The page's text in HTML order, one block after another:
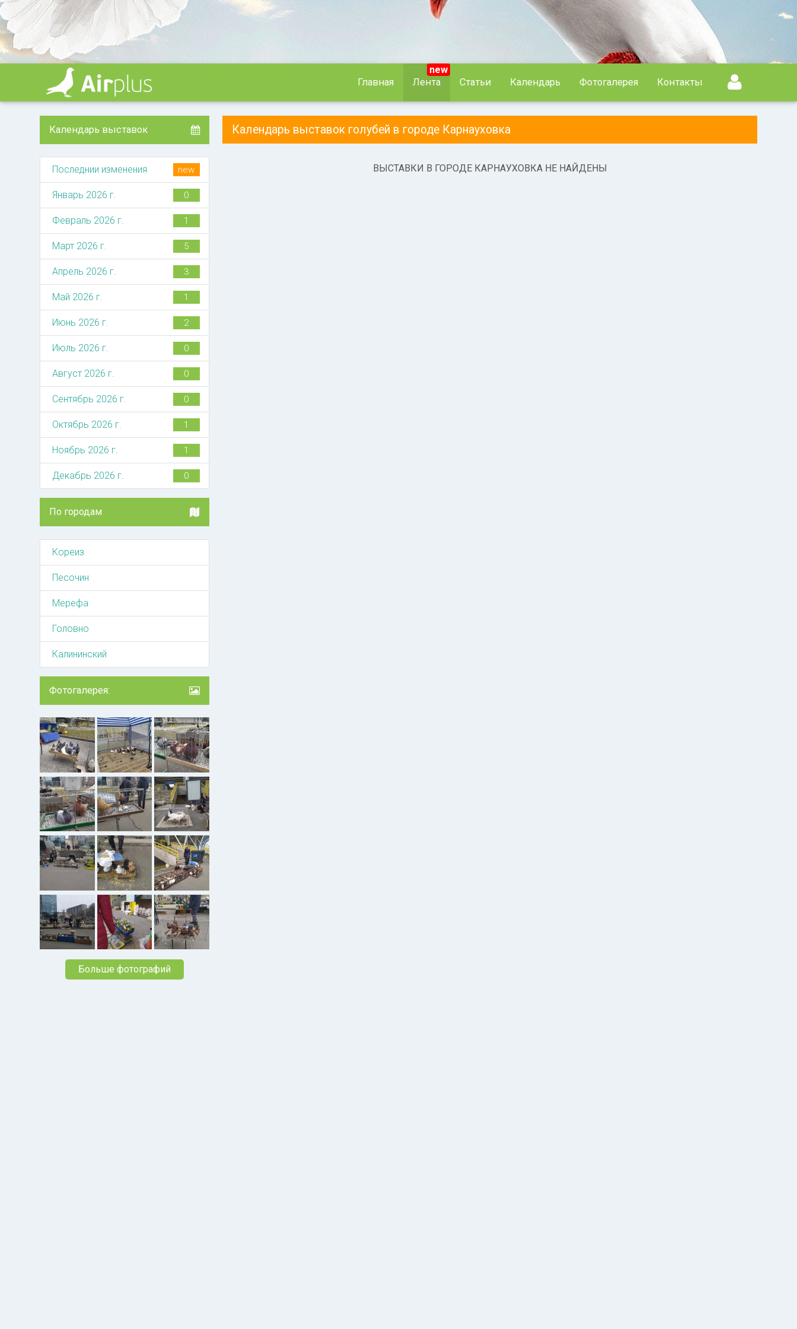
Главная Лента
new
Статьи
Календарь Фотогалерея Контакты
Календарь выставок
Последнии изменения new
Январь 2026 г. 0
Февраль 2026 г. 1
Март 2026 г. 5
Апрель 2026 г. 3
Май 2026 г. 1
Июнь 2026 г. 2
Июль 2026 г. 0
Август 2026 г. 0
Сентябрь 2026 г. 0
Октябрь 2026 г. 1
Ноябрь 2026 г. 1
Декабрь 2026 г. 0
По городам
Кореиз
Песочин
Мерефа
Головно
Калининский
Фотогалерея:
Больше фотографий
Календарь выставок голубей в городе Карнауховка
ВЫСТАВКИ В ГОРОДЕ КАРНАУХОВКА НЕ НАЙДЕНЫ